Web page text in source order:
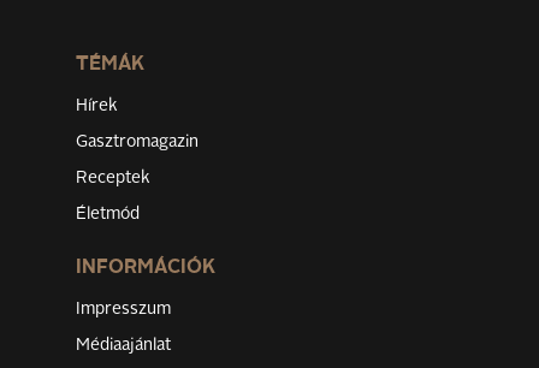
TÉMÁK
Hírek
Gasztromagazin
Receptek
Életmód
INFORMÁCIÓK
Impresszum
Médiaajánlat